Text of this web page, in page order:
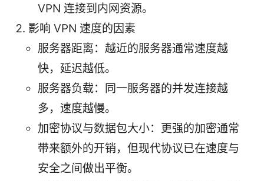
VPN 连接到内网资源。
影响 VPN 速度的因素
服务器距离：越近的服务器通常速度越
快，延迟越低。
服务器负载：同一服务器的并发连接越
多，速度越慢。
加密协议与数据包大小：更强的加密通常
带来额外的开销，但现代协议已在速度与
安全之间做出平衡。